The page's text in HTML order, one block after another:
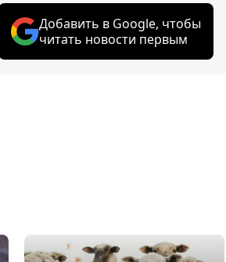
Добавить в Google, чтобы
читать новости первым